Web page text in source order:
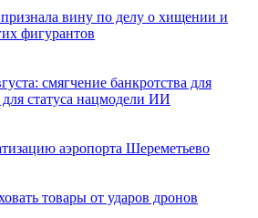
вину по делу о хищении и
фигурантов
смягчение банкротства для
для статуса нацмодели ИИ
аэропорта Шереметьево
товары от ударов дронов